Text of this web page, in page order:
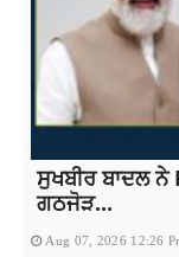
ਸੁਖਬੀਰ ਬਾਦਲ ਨੇ
ਗਠਜੋੜ...
Aug 07, 2026 12:26